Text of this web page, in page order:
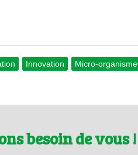
Innovation Micro-organisme
besoin de vous !